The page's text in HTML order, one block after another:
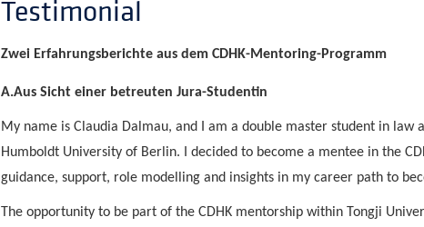
Testimonial
Zwei Erfahrungsberichte aus dem CDHK-Mentoring-Programm
A.Aus Sicht einer betreuten Jura-Studentin
My name is Claudia Dalmau, and I am a double master student in law
Humboldt University of Berlin. I decided to become a mentee in the
guidance, support, role modelling and insights in my career path to
The opportunity to be part of the CDHK mentorship within Tongji